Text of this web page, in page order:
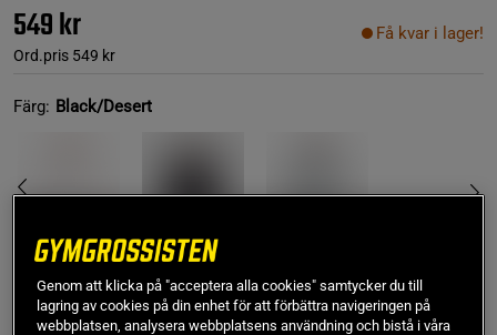
549 kr
Ord.pris 549 kr
Få kvar i lager!
Färg: Black/Desert
S
Genom att klicka på "acceptera alla cookies" samtycker du till
lagring av cookies på din enhet för att förbättra navigeringen på
webbplatsen, analysera webbplatsens användning och bistå i våra